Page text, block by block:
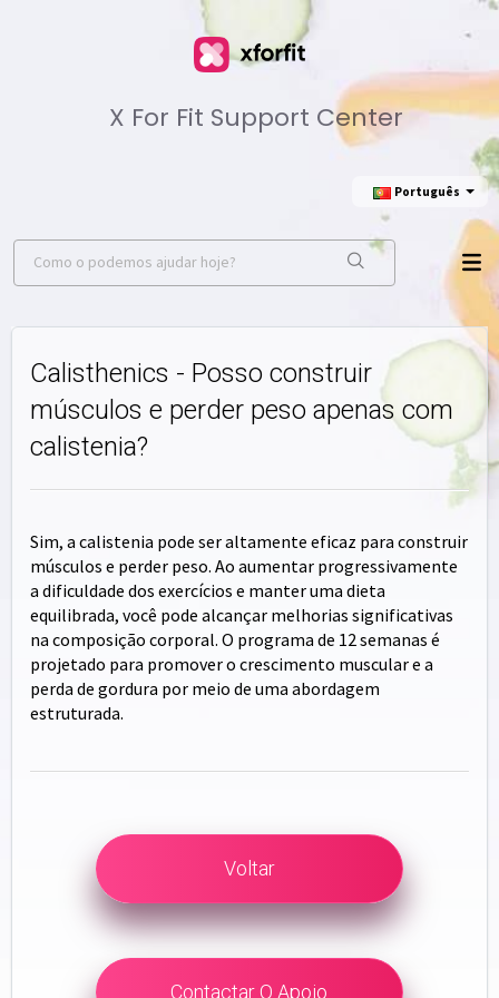
X For Fit Support Center
Português
Calisthenics - Posso construir
músculos e perder peso apenas com
calistenia?
Sim, a calistenia pode ser altamente eficaz para construir
músculos e perder peso. Ao aumentar progressivamente
a dificuldade dos exercícios e manter uma dieta
equilibrada, você pode alcançar melhorias significativas
na composição corporal. O programa de 12 semanas é
projetado para promover o crescimento muscular e a
perda de gordura por meio de uma abordagem
estruturada.
Voltar
Contactar O Apoio